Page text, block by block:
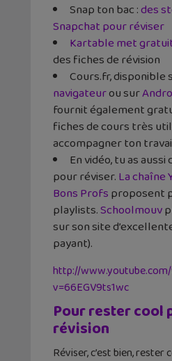
Snap ton bac :des
Snapchat pour réviser
Kartable met
des fiches de révision
Cours.fr, disponible
navigateurou sur
fournit également
fiches de cours très
accompagner ton
En vidéo, tu as
pour réviser.La chaîne
Bons Profsproposent
playlists.Schoolmouv
sur son site
payant).
http://
v=66EGV9ts1wc
Pour rester cool
révision
Réviser, c’est bien,